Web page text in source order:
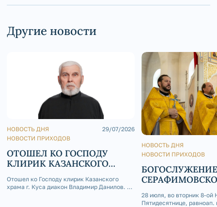
Другие новости
НОВОСТЬ ДНЯ
НОВОСТИ ПРИХОДОВ
29/07/2026
ОТОШЕЛ КО ГОСПОДУ
КЛИРИК КАЗАНСКОГО
ВЛАДИМИР ДАНИЛОВ
Отошел ко Господу клирик Казанского
храма г. Куса диакон Владимир Данилов. 29
НОВОСТЬ ДНЯ
НОВОСТИ ПРИХОДОВ
28 июля, во вторник 8-ой
Пятидесятнице, равноап.